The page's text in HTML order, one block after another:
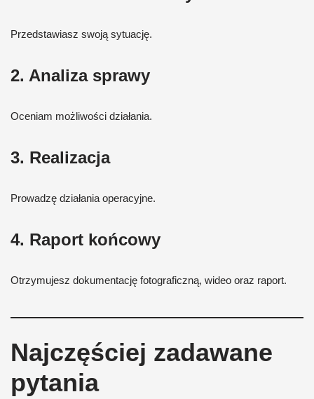
Przedstawiasz swoją sytuację.
2. Analiza sprawy
Oceniam możliwości działania.
3. Realizacja
Prowadzę działania operacyjne.
4. Raport końcowy
Otrzymujesz dokumentację fotograficzną, wideo oraz raport.
Najczęściej zadawane
pytania